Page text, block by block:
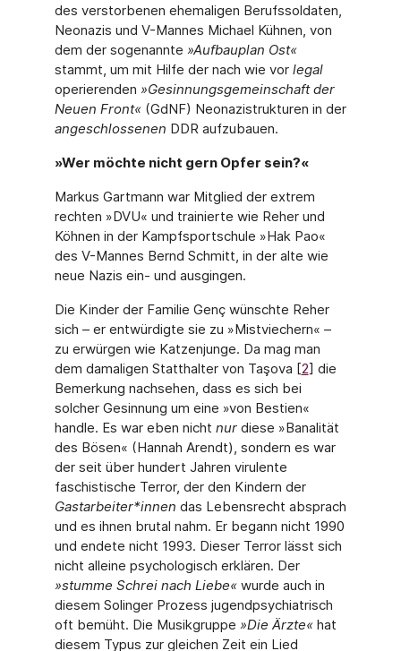
des verstorbenen ehemaligen Berufssoldaten,
Neonazis und V-Mannes Michael Kühnen, von
dem der sogenannte »Aufbauplan Ost«
stammt, um mit Hilfe der nach wie vor legal
operierenden »Gesinnungsgemeinschaft der
Neuen Front«(GdNF) Neonazistrukturen in der
angeschlossenen DDR aufzubauen.
»Wer möchte nicht gern Opfer sein?«
Markus Gartmann war Mitglied der extrem
rechten »DVU« und trainierte wie Reher und
Köhnen in der Kampfsportschule »Hak Pao«
des V-Mannes Bernd Schmitt, in der alte wie
neue Nazis ein- und ausgingen.
Die Kinder der Familie Genç wünschte Reher
sich – er entwürdigte sie zu »Mistviechern« –
zu erwürgen wie Katzenjunge. Da mag man
dem damaligen Statthalter von Taşova [2] die
Bemerkung nachsehen, dass es sich bei
solcher Gesinnung um eine »von Bestien«
handle. Es war eben nicht nurdiese »Banalität
des Bösen« (Hannah Arendt), sondern es war
der seit über hundert Jahren virulente
faschistische Terror, der den Kindern der
Gastarbeiter*innen das Lebensrecht absprach
und es ihnen brutal nahm. Er begann nicht 1990
und endete nicht 1993. Dieser Terror lässt sich
nicht alleine psychologisch erklären. Der
»stumme Schrei nach Liebe«wurde auch in
diesem Solinger Prozess jugendpsychia­trisch
oft bemüht. Die Musikgruppe »Die Ärzte«hat
diesem Typus zur gleichen Zeit ein Lied